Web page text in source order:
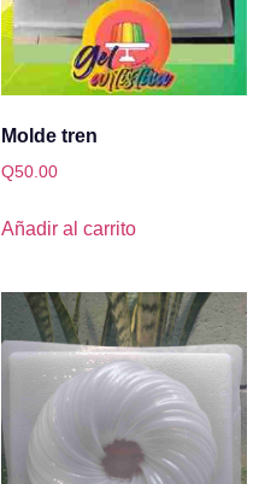
Molde tren
Q50.00
Añadir al carrito